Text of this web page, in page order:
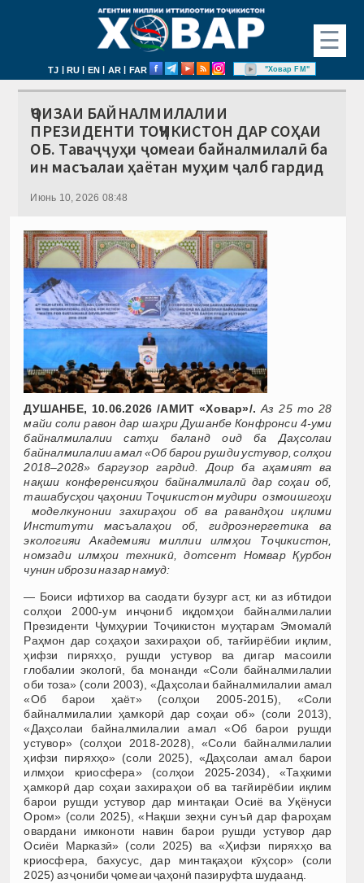
☰
TJ | RU | EN | AR | FAR "Ховар FM"
ҶОИЗАИ БАЙНАЛМИЛАЛИИ
ПРЕЗИДЕНТИ ТОҶИКИСТОН ДАР СОҲАИ
ОБ. Таваҷҷуҳи ҷомеаи байналмилалӣ ба
ин масъалаи ҳаётан муҳим ҷалб гардид
Июнь 10, 2026 08:48
ДУШАНБЕ, 10.06.2026 /АМИТ «Ховар»/. Аз 25 то 28
майи соли равон дар шаҳри Душанбе Конфронси 4-уми
байналмилалии сатҳи баланд оид ба Даҳсолаи
байналмилалии амал «Об барои рушди устувор, солҳои
2018–2028» баргузор гардид. Доир ба аҳамият ва
нақши конференсияҳои байналмилалӣ дар соҳаи об,
ташабусҳои ҷаҳонии Тоҷикистон мудири озмоишгоҳи
моделкунонии захираҳои об ва равандҳои иқлими
Институти масъалаҳои об, гидроэнергетика ва
экологияи Академияи миллии илмҳои Тоҷикистон,
номзади илмҳои техникӣ, дотсент Номвар Қурбон
чунин ибрози назар намуд:
— Боиси ифтихор ва саодати бузург аст, ки аз ибтидои
солҳои 2000-ум инҷониб иқдомҳои байналмилалии
Президенти Ҷумҳурии Тоҷикистон муҳтарам Эмомалӣ
Раҳмон дар соҳаҳои захираҳои об, тағйирёбии иқлим,
ҳифзи пиряхҳо, рушди устувор ва дигар масоили
глобалии экологӣ, ба монанди «Соли байналмилалии
оби тоза» (соли 2003), «Даҳсолаи байналмилалии амал
«Об барои ҳаёт» (солҳои 2005-2015), «Соли
байналмилалии ҳамкорӣ дар соҳаи об» (соли 2013),
«Даҳсолаи байналмилалии амал «Об барои рушди
устувор» (солҳои 2018-2028), «Соли байналмилалии
ҳифзи пиряхҳо» (соли 2025), «Даҳсолаи амал барои
илмҳои криосфера» (солҳои 2025-2034), «Таҳкими
ҳамкорӣ дар соҳаи захираҳои об ва тағйирёбии иқлим
барои рушди устувор дар минтақаи Осиё ва Уқёнуси
Ором» (соли 2025), «Нақши зеҳни сунъӣ дар фароҳам
овардани имконоти навин барои рушди устувор дар
Осиёи Марказӣ» (соли 2025) ва «Ҳифзи пиряхҳо ва
криосфера, бахусус, дар минтақаҳои кӯҳсор» (соли
2025) аз ҷониби ҷомеаи ҷаҳонӣ пазируфта шудаанд.